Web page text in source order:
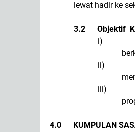
lewat hadir ke
3.2
Objektif
i)
ii)
iii)
4.0
KUMPULAN